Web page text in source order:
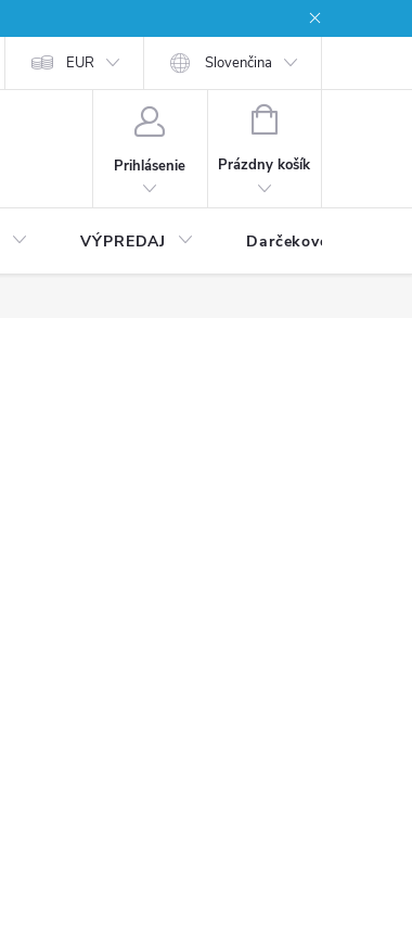
EUR Slovenčina
Prihlásenie
NÁKUPNÝ
Prázdny košík
VÝPREDAJ Darčekové poukážky